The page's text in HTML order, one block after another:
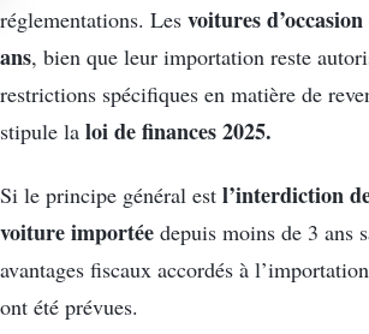
réglementations. Les voitures
ans, bien que leur importation reste
restrictions spécifiques en matière de
stipule la loi de finances 2025.
Si le principe général est l’interdiction
voiture importée depuis moins de 3 ans
avantages fiscaux accordés à
ont été prévues.